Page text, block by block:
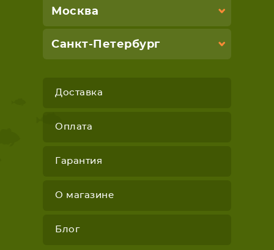
Москва
Санкт-Петербург
Доставка
Оплата
Гарантия
О магазине
Блог